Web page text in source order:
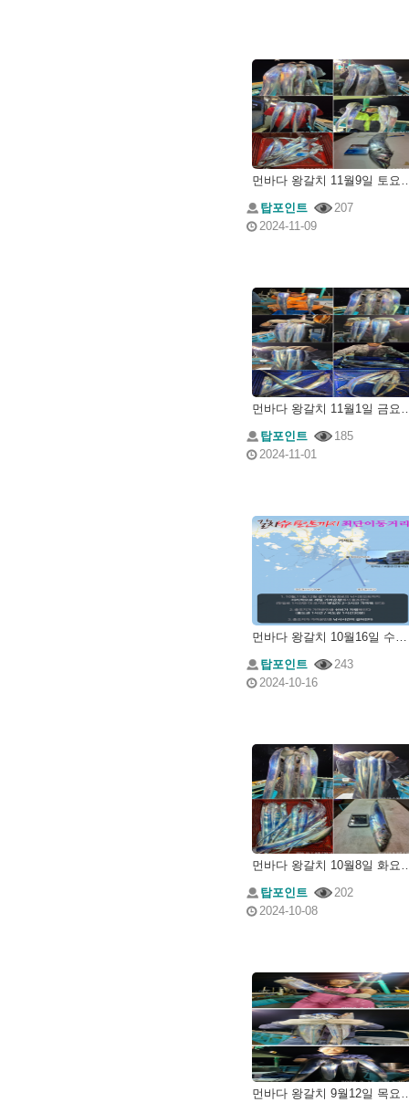
먼바다 왕갈치 11
탑포인트
207
2024-11-09
먼바다 왕갈치 11
탑포인트
185
2024-11-01
먼바다 왕갈치 10월16일 수요일 조황
탑포인트
243
2024-10-16
먼바다 왕갈치 10
탑포인트
202
2024-10-08
먼바다 왕갈치 9